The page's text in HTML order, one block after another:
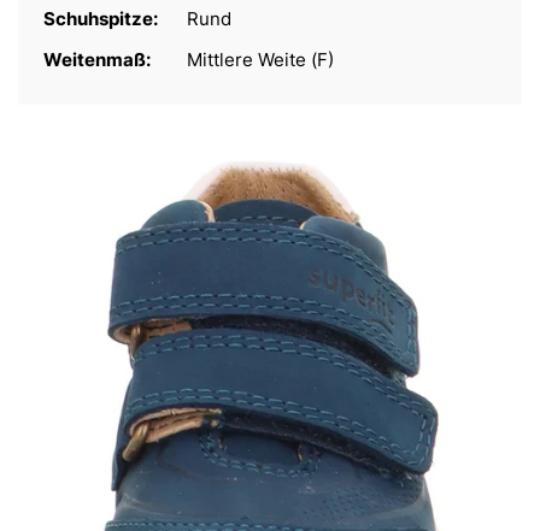
Schuhspitze:
Rund
Weitenmaß:
Mittlere Weite (F)